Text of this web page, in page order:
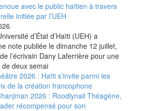
avec le public haïtien à travers
initiée par l’UEH
d’État d’Haïti (UEH) a
note publiée le dimanche 12 juillet,
l’écrivain Dany Laferrière pour une
deux semai
2026 : Haïti s’invite parmi les
de la création francophone
2026 : Roodlynail Théagène,
récompensé pour son